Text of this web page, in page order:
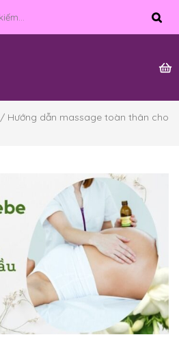
/ Hướng dẫn massage toàn thân cho